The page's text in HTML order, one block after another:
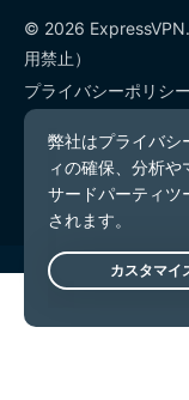
© 2026
用禁止）
プライバシーポリシー
利用規約
Cookieの設定